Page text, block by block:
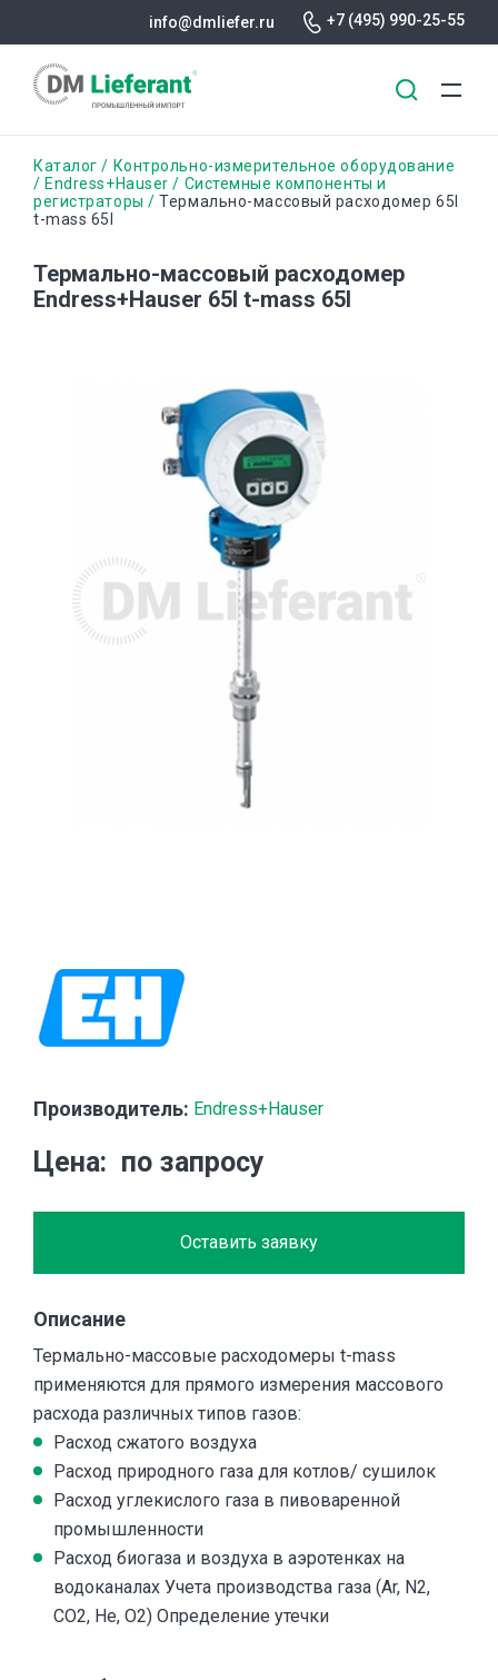
основному
info@dmliefer.ru +7 (495) 990-25-55
Строка
навигации
Каталог
Контрольно-измерительное оборудование
Endress+Hauser
Системные компоненты и
регистраторы
Термально-массовый расходомер 65I
t-mass 65I
Термально-массовый расходомер
Endress+Hauser 65I t-mass 65I
Производитель: Endress+Hauser
Цена по запросу
Оставить заявку
Описание
Термально-массовые расходомеры t-mass
применяются для прямого измерения массового
расхода различных типов газов:
Расход сжатого воздуха
Расход природного газа для котлов/ сушилок
Расход углекислого газа в пивоваренной
промышленности
Расход биогаза и воздуха в аэротенках на
водоканалах Учета производства газа (Ar, N2,
CO2, He, O2) Определение утечки